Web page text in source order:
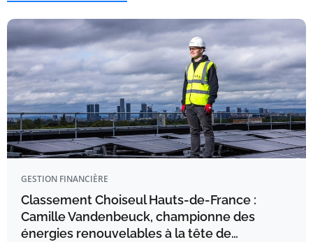
GESTION FINANCIÈRE
Classement Choiseul Hauts-de-France :
Camille Vandenbeuck, championne des
énergies renouvelables à la tête de…